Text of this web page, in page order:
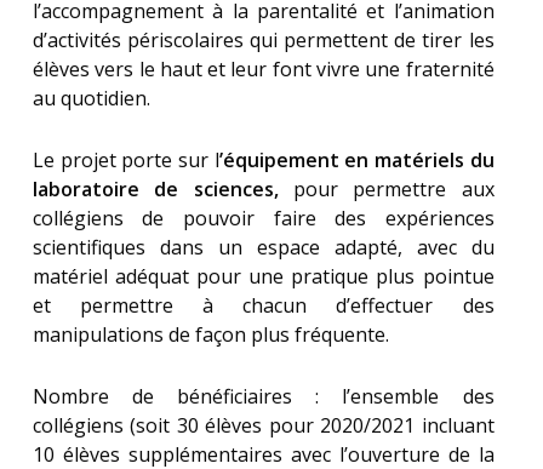
l’accompagnement à la parentalité et l’animation
d’activités périscolaires qui permettent de tirer les
élèves vers le haut et leur font vivre une fraternité
au quotidien.
Le projet porte sur l’équipement en matériels du
laboratoire de sciences,pour permettre aux
collégiens de pouvoir faire des expériences
scientifiques dans un espace adapté, avec du
matériel adéquat pour une pratique plus pointue
et permettre à chacun d’effectuer des
manipulations de façon plus fréquente.
Nombre de bénéficiaires : l’ensemble des
collégiens (soit 30 élèves pour 2020/2021 incluant
10 élèves supplémentaires avec l’ouverture de la